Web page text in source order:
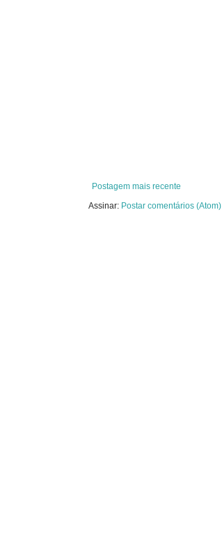
Postagem mais recente
Assinar: Postar comentários (Atom)